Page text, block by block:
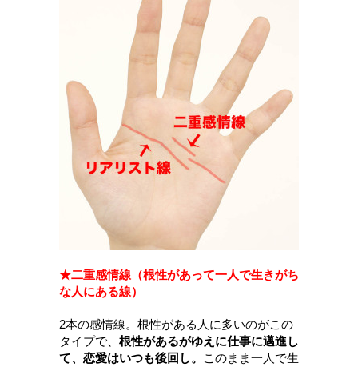
★二重感情線（根性があって一人で生きがち
な人にある線）
2本の感情線。根性がある人に多いのがこの
タイプで、 根性があるがゆえに仕事に邁進し
て、恋愛はいつも後回し。
このまま一人で生